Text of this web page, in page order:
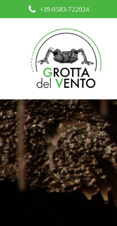
+39-0583-722024